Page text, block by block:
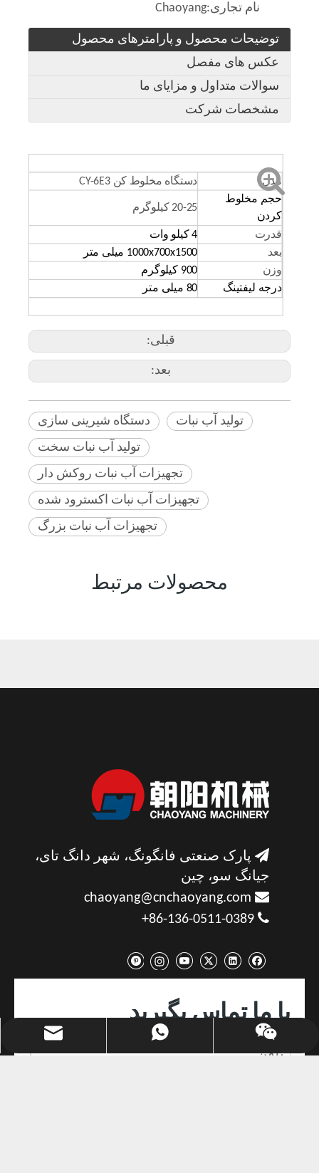
نام تجاری:Chaoyang
توضیحات محصول و پارامترهای محصول
عکس های مفصل
سوالات متداول و مزایای ما
مشخصات شرکت
مدل
دستگاه مخلوط کن CY-6E3
حجم مخلوط
کردن
20-25 کیلوگرم
قدرت
4 کیلو وات
بعد
1000x700x1500 میلی متر
وزن
900 کیلوگرم
درجه لیفتینگ
80 میلی متر
قبلی:
بعد:
دستگاه شیرینی سازی
تولید آب نبات
تولید آب نبات سخت
تجهیزات آب نبات روکش دار
تجهیزات آب نبات اکسترود شده
تجهیزات آب نبات بزرگ
محصولات مرتبط
 پارک صنعتی فانگونگ، شهر دانگ تای،
جیانگ سو، چین

chaoyang@cnchaoyang.com

+86-136-0511-0389
chaoyang@cnchaoyang.com
با ما تماس بگیرید